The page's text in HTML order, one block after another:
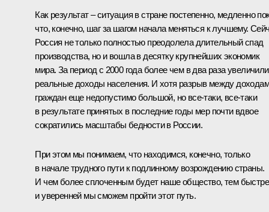
Как результат – ситуация в стране постепенно, медленно
что, конечно, шаг за шагом начала меняться к лучшему.
Россия не только полностью преодолела длительный спад
производства, но и вошла в десятку крупнейших экономик
мира. За период с 2000 года более чем в два раза
реальные доходы населения. И хотя разрыв между
граждан еще недопустимо большой, но все‑таки, все‑таки
в результате принятых в последние годы мер почти вдвое
сократились масштабы бедности в России.
При этом мы понимаем, что находимся, конечно, только
в начале трудного пути к подлинному возрождению страны.
И чем более сплоченным будет наше общество, тем
и уверенней мы сможем пройти этот путь.